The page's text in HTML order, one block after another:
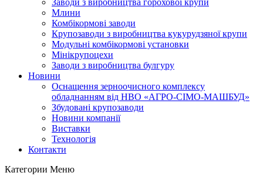
Млини
Комбікормові заводи
Крупозаводи з виробництва кукурудзяної крупи
Модульні комбікормові установки
Мінікрупоцехи
Заводи з виробництва булгуру
Новини
Оснащення зерноочисного комплексу
обладнанням від НВО «АГРО-СІМО-МАШБУД»
Збудовані крупозаводи
Новини компанії
Виставки
Технологія
Контакти
Категории Меню